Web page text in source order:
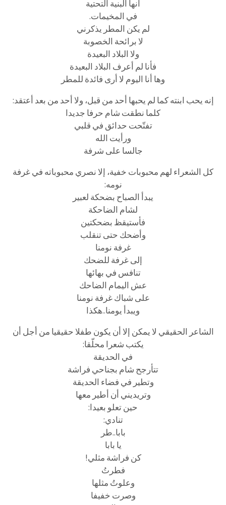
أنها البنية التحتية
في المخيمات.
لم يكن المطر يذكرني
لا برائحة الخصوبة
ولا البلاد البعيدة
فأنا لم أعرف البلاد البعيدة
وها أنا اليوم لا أرى فائدة للمطر
إنه يحب ابنته كما لم يحبها أحد من قبل، ولا أحد من بعد أعتقد:
كلما نطقت شام حرفا جديدا
تفتّحت حدائق في قلبي
ورأيت الله
جالسا على شرفة
كل الشعراء لهم محبوبات خفية، إلا نصري محبوباته في غرفة
نومه:
يبدأ الصباح بضحكة لعبير
لشام الضاحكة
فأستيقظ بضحكتين
وأضحك حتى تنقلب
غرفة نومنا
إلى غرفة للضحك
تنافس في بهائها
عش اليمام الضاحك
على شباك غرفة نومنا
ويبدأ يومنا..هكذا
الشاعر الحقيقي لا يمكن إلا أن يكون طفلا حقيقيا من أجل أن
يكتب شعرا محلّقا:
في الحديقة
تتأرجح شام بجناحي فراشة
وتطير في فضاء الحديقة
وتريديني أن أطير معها
حين تعلو بعيدا:
تنادي:
بابا..طر
يا بابا
كن فراشة مثلي!
فطرتُ
وعلوتُ مثلها
وصرت خفيفا